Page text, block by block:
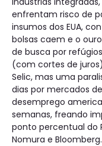
enfrentam risco de
insumos dos EUA,
bolsas caem e o
de busca por
(com cortes de
Selic, mas uma
dias por mercados
desemprego
semanas, freando
ponto percentual do
Nomura e Bloomberg.